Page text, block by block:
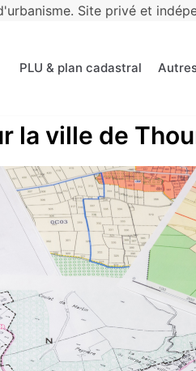
Site privé et
PLU & plan cadastral
la ville de